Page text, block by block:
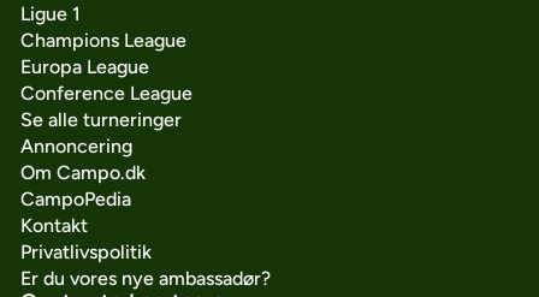
Ligue 1
Champions League
Europa League
Conference League
Se alle turneringer
Annoncering
Om Campo.dk
CampoPedia
Kontakt
Privatlivspolitik
Er du vores nye ambassadør?